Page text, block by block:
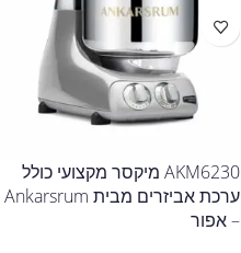
AKM6230 מיקסר מקצועי כולל
ערכת אביזרים מבית Ankarsrum
– אפור